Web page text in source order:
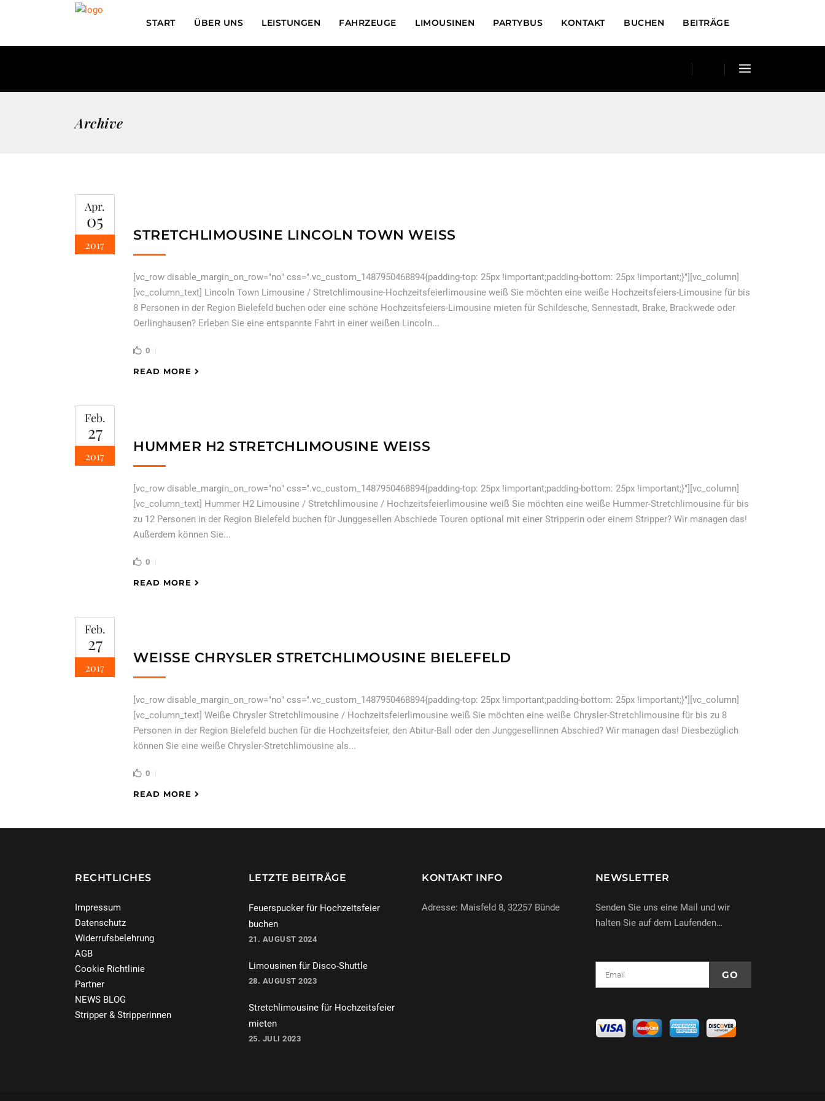
START ÜBER UNS LEISTUNGEN FAHRZEUGE LIMOUSINEN PARTYBUS KONTAKT BUCHEN BEITRÄGE
Archive
Apr.
05
2017
STRETCHLIMOUSINE LINCOLN TOWN WEISS
[vc_row disable_margin_on_row="no" css=".vc_custom_1487950468894{padding-top: 25px !important;padding-bottom: 25px !important;}"][vc_column]
[vc_column_text] Lincoln Town Limousine / Stretchlimousine-Hochzeitsfeierlimousine weiß Sie möchten eine weiße Hochzeitsfeiers-Limousine für bis
8 Personen in der Region Bielefeld buchen oder eine schöne Hochzeitsfeiers-Limousine mieten für Schildesche, Sennestadt, Brake, Brackwede oder
Oerlinghausen? Erleben Sie eine entspannte Fahrt in einer weißen Lincoln...
0
READ MORE
Feb.
27
2017
HUMMER H2 STRETCHLIMOUSINE WEISS
[vc_row disable_margin_on_row="no" css=".vc_custom_1487950468894{padding-top: 25px !important;padding-bottom: 25px !important;}"][vc_column]
[vc_column_text] Hummer H2 Limousine / Stretchlimousine / Hochzeitsfeierlimousine weiß Sie möchten eine weiße Hummer-Stretchlimousine für bis
zu 12 Personen in der Region Bielefeld buchen für Junggesellen Abschiede Touren optional mit einer Stripperin oder einem Stripper? Wir managen das!
Außerdem können Sie...
0
READ MORE
Feb.
27
2017
WEISSE CHRYSLER STRETCHLIMOUSINE BIELEFELD
[vc_row disable_margin_on_row="no" css=".vc_custom_1487950468894{padding-top: 25px !important;padding-bottom: 25px !important;}"][vc_column]
[vc_column_text] Weiße Chrysler Stretchlimousine / Hochzeitsfeierlimousine weiß Sie möchten eine weiße Chrysler-Stretchlimousine für bis zu 8
Personen in der Region Bielefeld buchen für die Hochzeitsfeier, den Abitur-Ball oder den Junggesellinnen Abschied? Wir managen das! Diesbezüglich
können Sie eine weiße Chrysler-Stretchlimousine als...
0
READ MORE
RECHTLICHES
Impressum
Datenschutz
Widerrufsbelehrung
AGB
Cookie Richtlinie
Partner
NEWS BLOG
Stripper & Stripperinnen
LETZTE BEITRÄGE
Feuerspucker für Hochzeitsfeier
buchen
21. AUGUST 2024
Limousinen für Disco-Shuttle
28. AUGUST 2023
Stretchlimousine für Hochzeitsfeier
mieten
25. JULI 2023
KONTAKT INFO
Adresse: Maisfeld 8, 32257 Bünde
NEWSLETTER
Senden Sie uns eine Mail und wir
halten Sie auf dem Laufenden…